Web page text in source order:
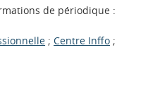
de périodique :
;Centre Inffo ;